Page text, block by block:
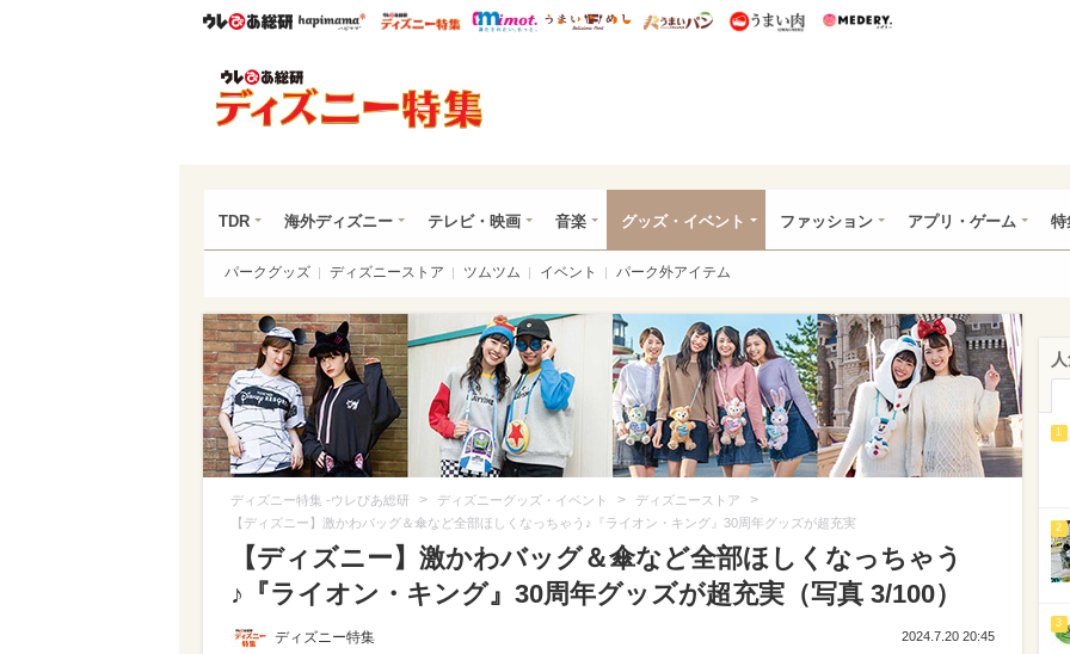
ウレぴあ総研ハピママ* ウレぴあ総研 ディズニー特集
mimot. うまいめし うまいパン うまい肉
TDR 海外ディズニー テレビ・映画 音楽 グッズ・イベント ファッション アプリ・ゲーム 特
パークグッズ ディズニーストア ツムツム イベント パーク外アイテム
ディズニー特集 -ウレぴあ総研 > ディズニーグッズ・イベント > ディズニーストア >
【ディズニー】激かわバッグ＆傘など全部ほしくなっちゃう♪『ライオン・キング』30周年グッズが超充実
【ディズニー】激かわバッグ＆傘など全部ほしくなっちゃう
♪『ライオン・キング』30周年グッズが超充実（写真 3/100）
ディズニー特集 2024.7.20 20:45
1
2
3